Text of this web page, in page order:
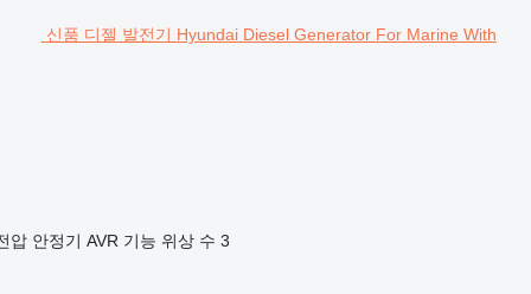
신품 디젤 발전기 Hyundai Diesel Generator For Marine With
압 안정기 AVR 기능 위상 수 3